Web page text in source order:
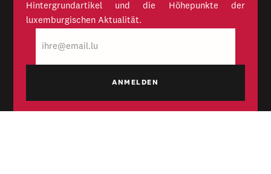
Hintergrundartikel und die Höhepunkte der
luxemburgischen Aktualität.
Mail